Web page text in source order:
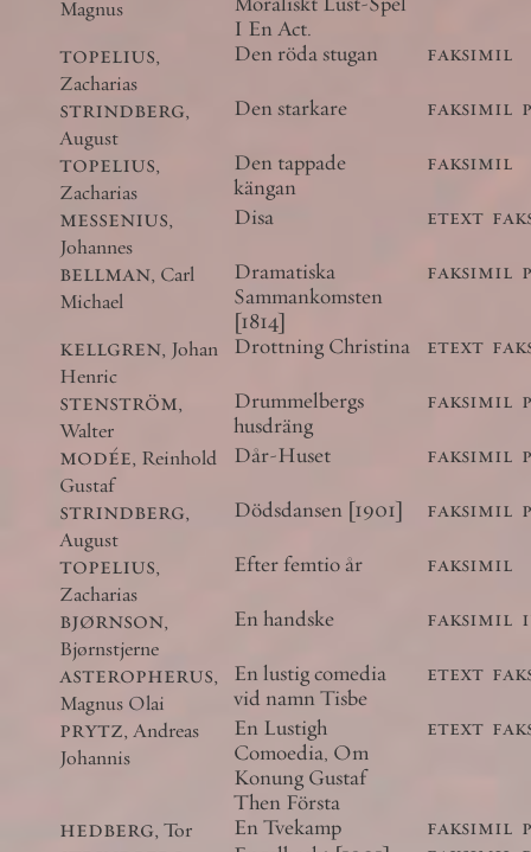
Magnus
I En Act.
topelius,
Zacharias
Den röda stugan faksimil
strindberg,
August
Den starkare faksimil
topelius,
Zacharias
Den tappade
kängan
faksimil
messenius,
Johannes
Disa etext
bellman, Carl
Michael
Dramatiska
Sammankomsten
[1814]
faksimil
kellgren, Johan
Henric
Drottning Christina etext
stenström,
Walter
Drummelbergs
husdräng
faksimil
modée, Reinhold
Gustaf
Dår-Huset faksimil
strindberg,
August
Dödsdansen [1901] faksimil
topelius,
Zacharias
Efter femtio år faksimil
bjørnson,
Bjørnstjerne
En handske faksimil
asteropherus,
Magnus Olai
En lustig comedia
vid namn Tisbe
etext
prytz,Andreas
Johannis
En Lustigh
Comoedia, Om
Konung Gustaf
Then Första
etext
hedberg,Tor En Tvekamp faksimil